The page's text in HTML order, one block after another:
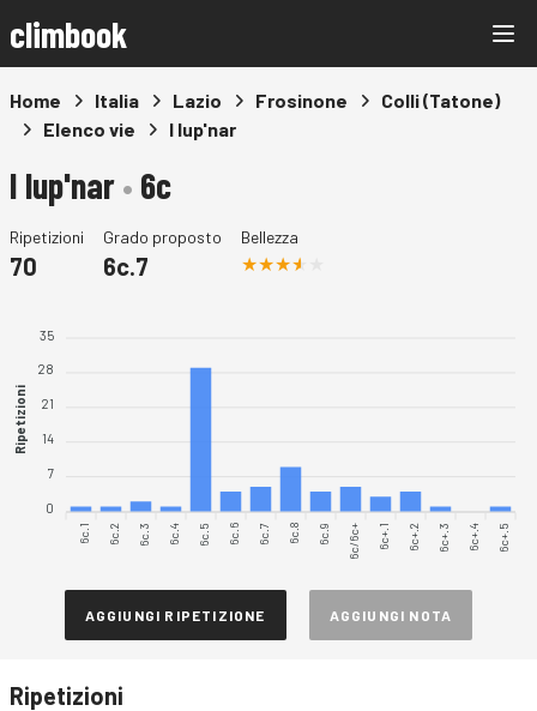
climbook
Home Italia Lazio Frosinone
Colli (Tatone)
Elenco vie
I lup'nar
I lup'nar• 6c
Ripetizioni
70
Grado proposto
6c.7
Bellezza
35
28
21
14
7
0
Ripetizioni
6c.1 6c.2 6c.3 6c.4 6c.5 6c.6 6c.7 6c.8 6c.9 6c/6c+ 6c+.1 6c+.2 6c+.3 6c+.4 6c+.5
AGGIUNGI RIPETIZIONE AGGIUNGI NOTA
Ripetizioni